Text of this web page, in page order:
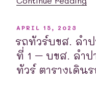
อุ
|
บ
POSTED
APRIL 15, 2023
รถทัวร์บขส. ลำ
ที่ 1 – บขส. ลำป
ทัวร์ ตารางเดิน